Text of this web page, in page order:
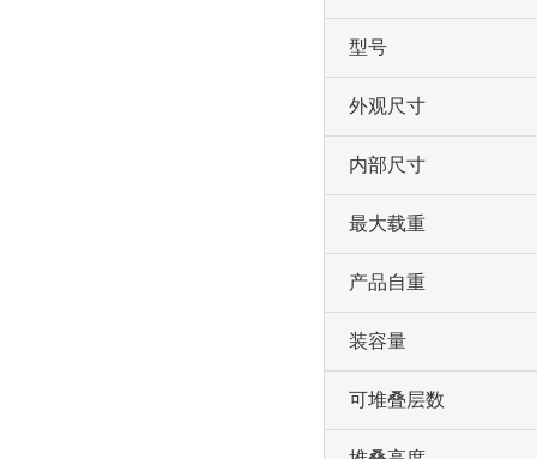
型号
外观尺寸
内部尺寸
最大载重
产品自重
装容量
可堆叠层数